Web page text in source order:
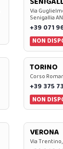
Via
Senigallia AN
+39 071
NON
TORINO
Corso
+39 375
NON
VERONA
Via Trentino,